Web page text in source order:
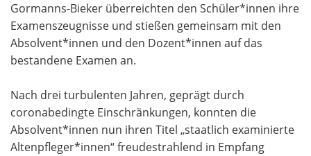
Gormanns-Bieker überreichten den Schüler*innen ihre
Examenszeugnisse und stießen gemeinsam mit den
Absolvent*innen und den Dozent*innen auf das
bestandene Examen an.
Nach drei turbulenten Jahren, geprägt durch
coronabedingte Einschränkungen, konnten die
Absolvent*innen nun ihren Titel „staatlich examinierte
Altenpfleger*innen“ freudestrahlend in Empfang